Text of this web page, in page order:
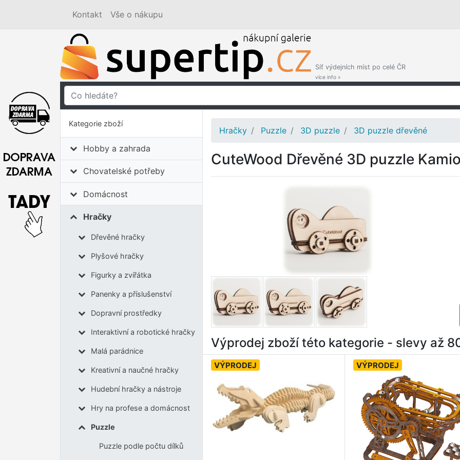
Kontakt Vše o nákupu
Síť výdejních míst po celé ČR
více info »
Kategorie zboží
Hobby a zahrada
Chovatelské potřeby
Domácnost
Hračky
Dřevěné hračky
Plyšové hračky
Figurky a zvířátka
Panenky a příslušenství
Dopravní prostředky
Interaktivní a robotické hračky
Malá parádnice
Kreativní a naučné hračky
Hudební hračky a nástroje
Hry na profese a domácnost
Puzzle
Puzzle podle počtu dílků
Hračky Puzzle 3D puzzle 3D puzzle dřevěné
CuteWood Dřevěné 3D puzzle
Výprodej zboží této kategorie - slevy až
VÝPRODEJ VÝPRODEJ